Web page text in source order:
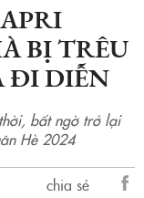
BỊ TRÊU
ĐI DIỄN
bất ngờ trở lại
Hè 2024
chia sẻ